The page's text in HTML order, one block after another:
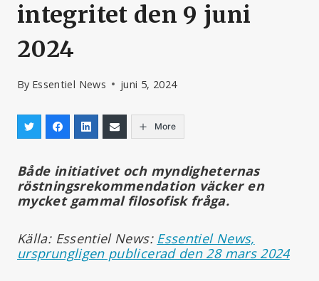
integritet den 9 juni
2024
By Essentiel News juni 5, 2024
More
Både initiativet och myndigheternas
röstningsrekommendation väcker en
mycket gammal filosofisk fråga.
Källa: Essentiel News: Essentiel News,
ursprungligen publicerad den 28 mars 2024